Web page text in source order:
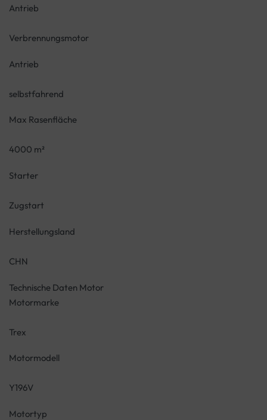
Antrieb
Verbrennungsmotor
Antrieb
selbstfahrend
Max Rasenfläche
4000 m²
Starter
Zugstart
Herstellungsland
CHN
Technische Daten Motor
Motormarke
Trex
Motormodell
Y196V
Motortyp